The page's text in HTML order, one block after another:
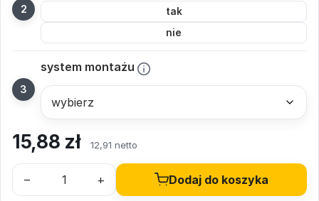
tak
nie
system montażu
15,88 zł 12,91 netto
– + Dodaj do koszyka